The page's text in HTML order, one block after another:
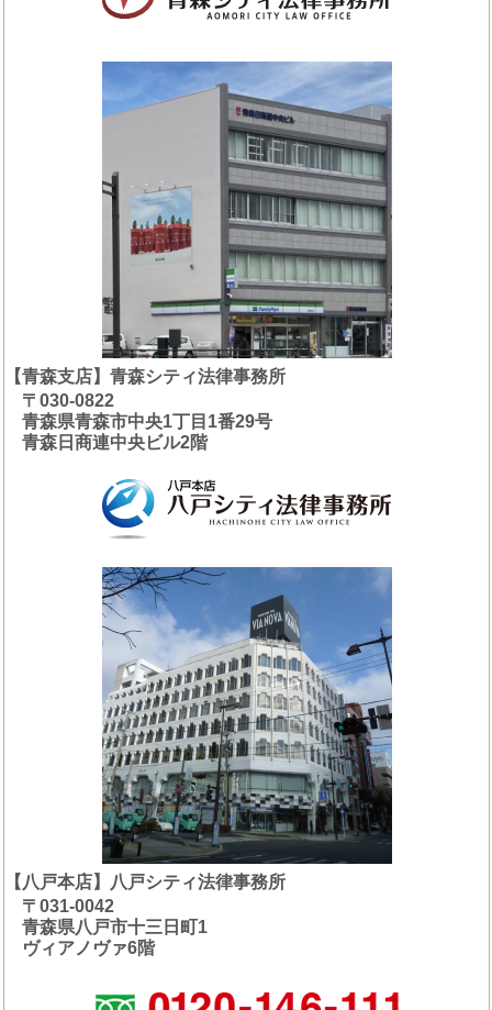
【青森支店】青森シティ法律事務所
〒030-0822
青森県青森市中央1丁目1番29号
青森日商連中央ビル2階
【八戸本店】八戸シティ法律事務所
〒031-0042
青森県八戸市十三日町1
ヴィアノヴァ6階